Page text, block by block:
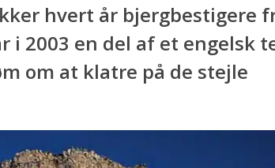
hvert år bjergbestigere
i 2003 en del af et engelsk
om at klatre på de stejle